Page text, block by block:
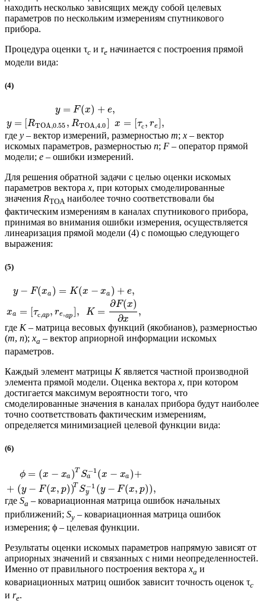
находить несколько зависящих между собой целевых
параметров по нескольким измерениям спутникового
прибора.
Процедура оценки τс и re начинается с построения прямой
модели вида:
(4)
y = F(x) + e,
y = [RTOA,0.55 , RTOA,4.0] x = [τс, re],
где y – вектор измерений, размерностью m; x – вектор
искомых параметров, размерностью n; F – оператор прямой
модели; e – ошибки измерений.
Для решения обратной задачи с целью оценки искомых
параметров вектора x, при которых смоделированные
значения RTOA наиболее точно соответствовали бы
фактическим измерениям в каналах спутникового прибора,
принимая во внимания ошибки измерения, осуществляется
линеаризация прямой модели (4) с помощью следующего
выражения:
(5)
y − F(xa ) = K(x − xa ) + e,
xa = [τс,ap, re,ap], K =
∂F(x)
∂x
,
где К– матрица весовых функций (якобианов), размерностью
(m, n); xa – вектор априорной информации искомых
параметров.
Каждый элемент матрицы Кявляется частной производной
элемента прямой модели. Оценка вектора х, при котором
достигается максимум вероятности того, что
смоделированные значения в каналах прибора будут наиболее
точно соответствовать фактическим измерениям,
определяется минимизацией целевой функции вида:
(6)
ϕ = (x − xa )T S −1
a (x − xa )+
+ (y − F(x, p))T S −1
y (y − F(x, p)),
где Sa – ковариационная матрица ошибок начальных
приближений; Sy – ковариационная матрица ошибок
измерения; ϕ – целевая функции.
Результаты оценки искомых параметров напрямую зависят от
априорных значений и связанных с ними неопределенностей.
Именно от правильного построения вектора xa и
ковариационных матриц ошибок зависит точность оценок τс
и re.